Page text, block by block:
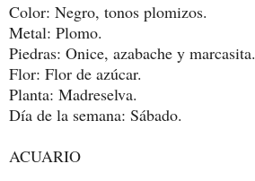
Color: Negro, tonos plomizos.
Metal: Plomo.
Piedras: Onice, azabache y marcasita.
Flor: Flor de azúcar.
Planta: Madreselva.
Día de la semana: Sábado.
ACUARIO